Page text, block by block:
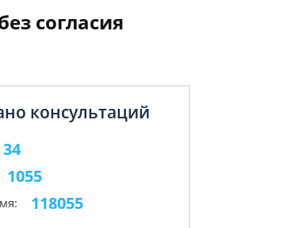
согласия
консультаций
34
1055
118055